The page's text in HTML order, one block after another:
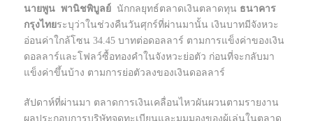
นายพูน พานิชพิบูลย์ นักกลยุทธ์ตลาดเงินตลาดทุน ธนาคาร
กรุงไทยระบุว่าในช่วงคืนวันศุกร์ที่ผ่านมานั้น เงินบาทมีจังหวะ
อ่อนค่าใกล้โซน 34.45 บาทต่อดอลลาร์ ตามการแข็งค่าของเงิน
ดอลลาร์และโฟลว์ซื้อทองคำในจังหวะย่อตัว ก่อนที่จะกลับมา
แข็งค่าขึ้นบ้าง ตามการย่อตัวลงของเงินดอลลาร์
สัปดาห์ที่ผ่านมา ตลาดการเงินเคลื่อนไหวผันผวนตามรายงาน
ผลประกอบการบริษัทจดทะเบียนและมุมมองของผู้เล่นในตลาด